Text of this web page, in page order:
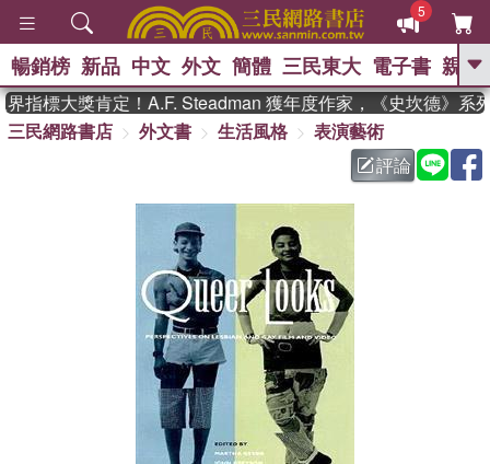
5
GO
熱搜： 東野圭吾 、 高希均教授回憶錄
父親節 、 如果歷
暑期推薦 、 國際布克
獎 臺灣漫遊錄 、 方念華
登輝時代 、 數學女孩：黎曼猜想
偉大的迷走神經
暢銷榜 新品 中文 外文 簡體 三民東大 電子書 親子
指標大獎肯定！A.F. Steadman 獲年度作家，《史坎德》系列
三民網路書店
外文書 生活風格
表演藝術
評論